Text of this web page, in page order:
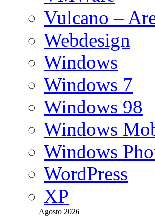
Vulcano –
Webdesign
Windows
Windows 7
Windows 98
Windows
Windows
WordPress
XP
Agosto 2026